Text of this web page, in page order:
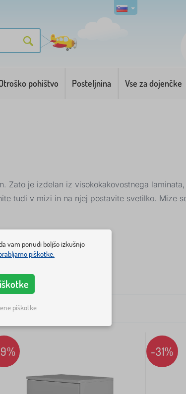
pohištvo Posteljnina Vse za dojenčke
Zato je izdelan iz visokokakovostnega
tudi v mizi in na njej postavite svetilko. Mize
+ pokaži več 2
-31%
vam ponudi boljšo izkušnjo
piškotke.
piškotke